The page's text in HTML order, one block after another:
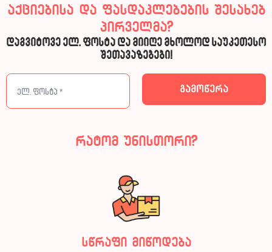
აქციებისა და ფასდაკლებების შესახებ
პირველმა?
დაგვიტოვე ელ. ფოსტა და მიიღე მხოლოდ საუკეთესო
შეთავაზებები!
რატომ უნისთორი?
სწრაფი მიწოდება